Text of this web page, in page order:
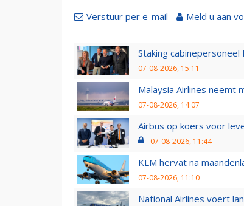
Verstuur per e-mail Meld u aan
Staking
07-08-2026, 15:11
Malaysia Airlines neemt
07-08-2026, 14:07
Airbus op koers voor
07-08-2026, 11:44
KLM hervat na
07-08-2026, 11:10
National Airlines voert